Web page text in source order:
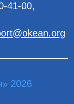
41-00,
2026